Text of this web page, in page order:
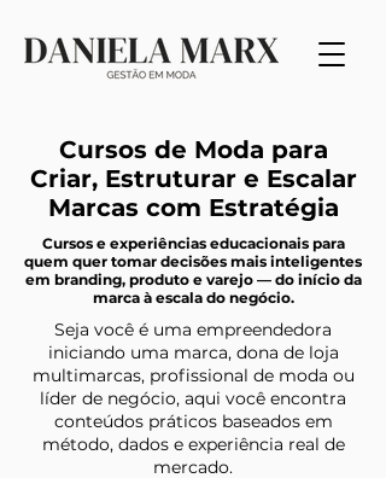
Cursos de Moda para
Criar, Estruturar e Escalar
Marcas com Estratégia
Cursos e experiências educacionais para
quem quer tomar decisões mais inteligentes
em branding, produto e varejo — do início da
marca à escala do negócio.
Seja você é uma empreendedora
iniciando uma marca, dona de loja
multimarcas, profissional de moda ou
líder de negócio, aqui você encontra
conteúdos práticos baseados em
método, dados e experiência real de
mercado.